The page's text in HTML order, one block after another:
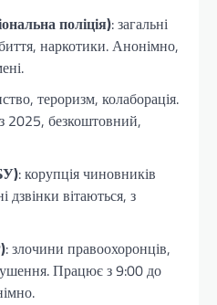
поліція): загальні
наркотики. Анонімно,
тероризм, колаборація.
2025, безкоштовний,
: корупція чиновників
дзвінки вітаються, з
: злочини правоохоронців,
Працює з 9:00 до